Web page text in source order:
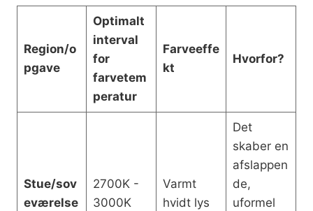
Region/o
pgave
Optimalt
interval
for
farvetem
peratur
Farveeffe
kt
Hvorfor?
Stue/sov
eværelse
2700K -
3000K
Varmt
hvidt lys
Det
skaber en
afslappen
de,
uformel